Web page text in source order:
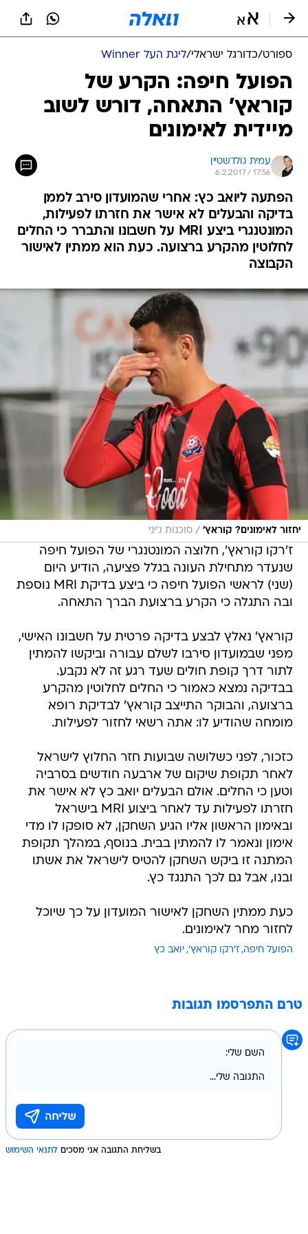
ספורט/כדורגל ישראלי/ליגת העל Winner
הפועל חיפה: הקרע של
קוראץ' התאחה, דורש לשוב
מיידית לאימונים
עמית גולדשטיין
6.2.2017 / 17:56
הפתעה ליואב כץ: אחרי שהמועדון סירב לממן
בדיקה והבעלים לא אישר את חזרתו לפעילות,
המונטנגרי ביצע MRI על חשבונו והתברר כי החלים
לחלוטין מהקרע ברצועה. כעת הוא ממתין לאישור
הקבוצה
יחזור לאימונים? קוראץ' / סוכנות ג'יני
ז'רקו קוראץ', חלוצה המונטנגרי של הפועל חיפה
שנעדר מתחילת העונה בגלל פציעה, הודיע היום
(שני) לראשי הפועל חיפה כי ביצע בדיקת MRI נוספת
ובה התגלה כי הקרע ברצועת הברך התאחה.
קוראץ' נאלץ לבצע בדיקה פרטית על חשבונו האישי,
מפני שבמועדון סירבו לשלם עבורה וביקשו להמתין
לתור דרך קופת חולים שעד רגע זה לא נקבע.
בבדיקה נמצא כאמור כי החלים לחלוטין מהקרע
ברצועה, והבוקר התייצב קוראץ' לבדיקת רופא
מומחה שהודיע לו: אתה רשאי לחזור לפעילות.
כזכור, לפני כשלושה שבועות חזר החלוץ לישראל
לאחר תקופת שיקום של ארבעה חודשים בסרביה
וטען כי החלים. אולם הבעלים יואב כץ לא אישר את
חזרתו לפעילות עד לאחר ביצוע MRI בישראל
ובאימון הראשון אליו הגיע השחקן, לא סופקו לו מדי
אימון ונאמר לו להמתין בבית. בנוסף, במהלך תקופת
המתנה זו ביקש השחקן להטיס לישראל את אשתו
ובנו, אבל גם לכך התנגד כץ.
כעת ממתין השחקן לאישור המועדון על כך שיוכל
לחזור מחר לאימונים.
הפועל חיפה ז'רקו קוראץ' יואב כץ
טרם התפרסמו תגובות
בשליחת התגובה אני מסכים לתנאי השימוש